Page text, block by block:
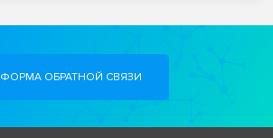
ФОРМА ОБРАТНОЙ СВЯЗИ